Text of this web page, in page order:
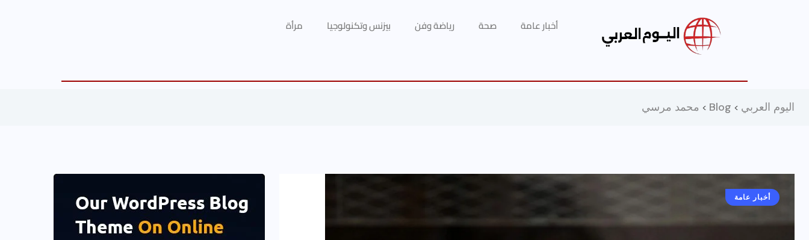
أخبار عامة صحة رياضة وفن بيزنس وتكنولوجيا مرأة
اليوم العربي >
Blog
> محمد مرسي
أخبار عامة